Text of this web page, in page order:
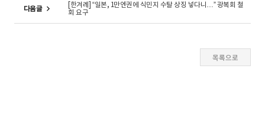
다음글
[한겨레] “일본, 1만엔권에 식민지 수탈 상징 넣다니…” 광복회 철
회 요구